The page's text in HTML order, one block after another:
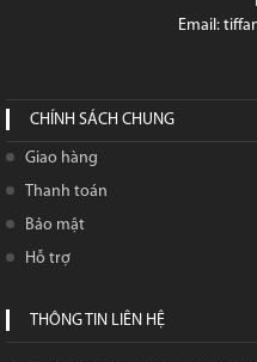
Email:
CHÍNH SÁCH CHUNG
Giao hàng
Thanh toán
Bảo mật
Hỗ trợ
THÔNG TIN LIÊN HỆ